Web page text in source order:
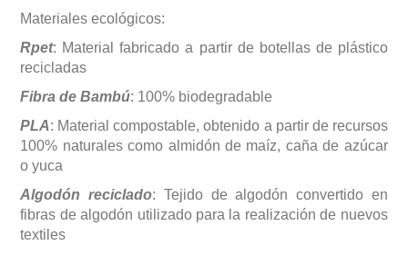
Materiales ecológicos:
Rpet: Material fabricado a partir de botellas de plástico
recicladas
Fibra de Bambú: 100% biodegradable
PLA: Material compostable, obtenido a partir de recursos
100% naturales como almidón de maíz, caña de azúcar
o yuca
Algodón reciclado: Tejido de algodón convertido en
fibras de algodón utilizado para la realización de nuevos
textiles